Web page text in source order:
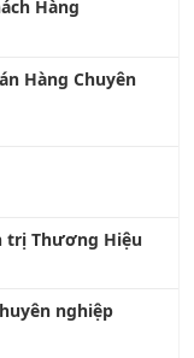
Thương Hiệu
nghiệp
Kinh doanh